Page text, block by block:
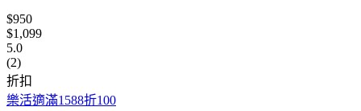
$950
$1,099
5.0
(2)
折扣
樂活適滿1588折100